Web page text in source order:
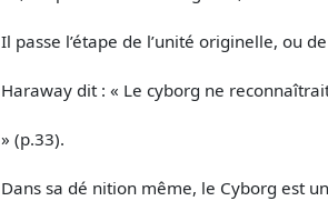
Il passe l’étape de l’unité originelle, ou
Haraway dit : « Le cyborg ne
» (p.33).
Dans sa dé nition même, le Cyborg est